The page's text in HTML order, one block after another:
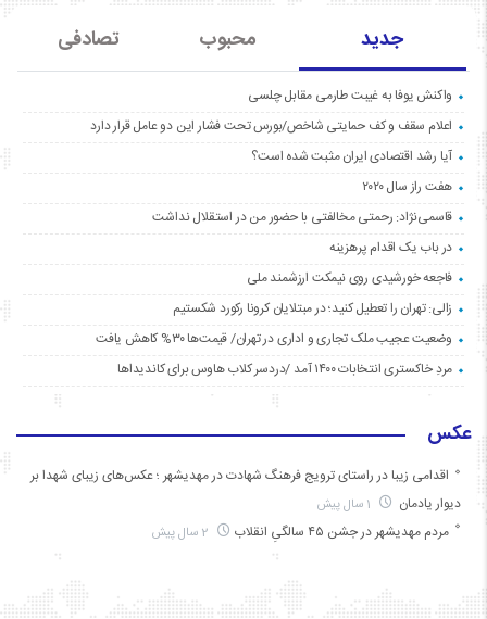
جدید محبوب تصادفی
واکنش یوفا به غیبت طارمی مقابل چلسی
اعلام سقف و کف حمایتی شاخص/بورس تحت فشار این دو عامل قرار دارد
آیا رشد اقتصادی ایران مثبت شده است؟
هفت راز سال ۲۰۲۰
قاسمی‌نژاد: رحمتی مخالفتی با حضور من در استقلال نداشت
در باب یک اقدام پرهزینه
فاجعه خورشیدی روی نیمکت ارزشمند ملی
زالی: تهران را تعطیل کنید؛ در مبتلایان کرونا رکورد شکستیم
وضعیت عجیب ملک تجاری و اداری در تهران/ قیمت‌ها ۳۰% کاهش یافت
مردِ خاکستری انتخابات ۱۴۰۰ آمد /دردسر کلاب هاوس برای کاندیداها
عکس
اقدامی زیبا در راستای ترویج فرهنگ شهادت در مهدیشهر ؛ عکس‌های زیبای شهدا بر
دیوار یادمان
مردم مهدیشهر در جشن ۴۵ سالگیِ انقلاب